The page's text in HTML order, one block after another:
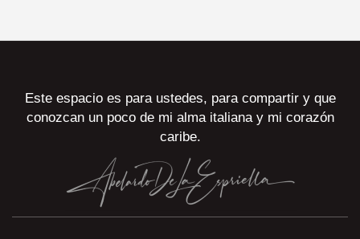
Este espacio es para ustedes, para compartir y que
conozcan un poco de mi alma italiana y mi corazón
caribe.